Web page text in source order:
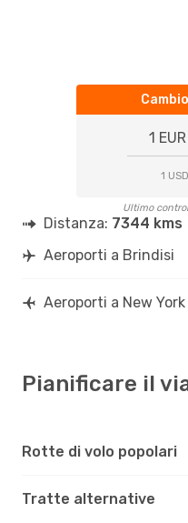
1
1
Ultimo
Distanza: 7344 kms
Aeroporti a Brindisi
Aeroporti a New York
Pianificare il
Rotte di volo popolari
Tratte alternative